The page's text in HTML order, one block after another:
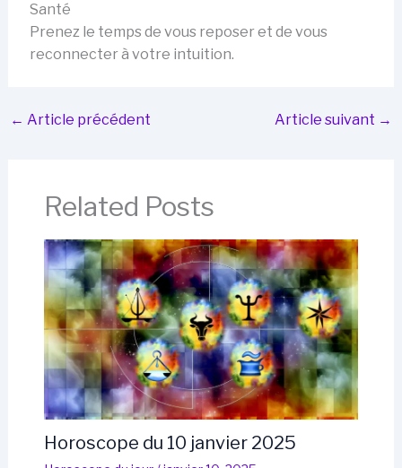
Santé
Prenez le temps de vous reposer et de vous
reconnecter à votre intuition.
← Article précédent Article suivant →
Related Posts
Horoscope du 10 janvier 2025